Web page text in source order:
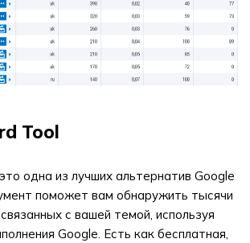
Tool
одна из лучших альтернатив Google
поможет вам обнаружить тысячи
с вашей темой, используя
Google. Есть как бесплатная,